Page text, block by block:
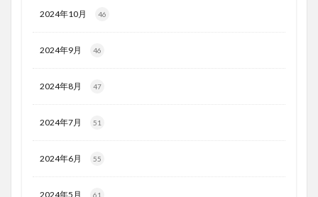
2024年10月 46
2024年9月 46
2024年8月 47
2024年7月 51
2024年6月 55
2024年5月 61